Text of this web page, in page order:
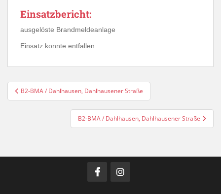
Einsatzbericht:
ausgelöste Brandmeldeanlage
Einsatz konnte entfallen
Beitragsnavigation
B2-BMA / Dahlhausen, Dahlhausener Straße
B2-BMA / Dahlhausen, Dahlhausener Straße